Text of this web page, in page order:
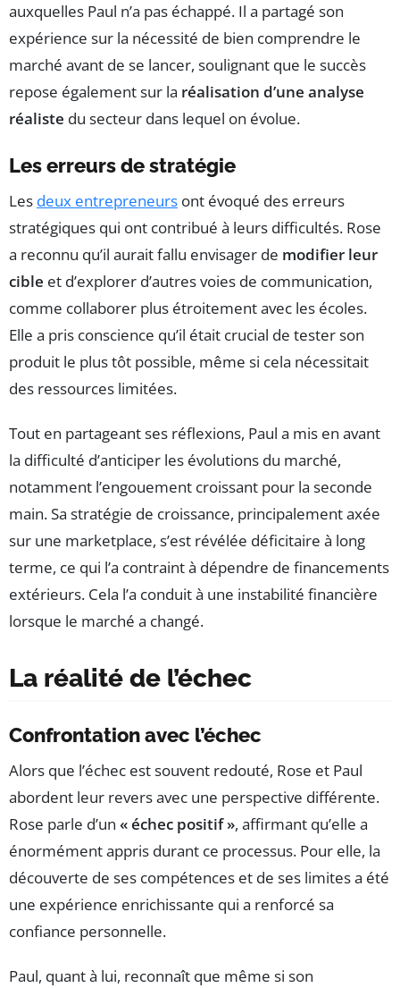
auxquelles Paul n’a pas échappé. Il a partagé son
expérience sur la nécessité de bien comprendre le
marché avant de se lancer, soulignant que le succès
repose également sur la réalisation d’une analyse
réaliste du secteur dans lequel on évolue.
Les erreurs de stratégie
Les deux entrepreneurs ont évoqué des erreurs
stratégiques qui ont contribué à leurs difficultés. Rose
a reconnu qu’il aurait fallu envisager de modifier leur
cible et d’explorer d’autres voies de communication,
comme collaborer plus étroitement avec les écoles.
Elle a pris conscience qu’il était crucial de tester son
produit le plus tôt possible, même si cela nécessitait
des ressources limitées.
Tout en partageant ses réflexions, Paul a mis en avant
la difficulté d’anticiper les évolutions du marché,
notamment l’engouement croissant pour la seconde
main. Sa stratégie de croissance, principalement axée
sur une marketplace, s’est révélée déficitaire à long
terme, ce qui l’a contraint à dépendre de financements
extérieurs. Cela l’a conduit à une instabilité financière
lorsque le marché a changé.
La réalité de l’échec
Confrontation avec l’échec
Alors que l’échec est souvent redouté, Rose et Paul
abordent leur revers avec une perspective différente.
Rose parle d’un « échec positif », affirmant qu’elle a
énormément appris durant ce processus. Pour elle, la
découverte de ses compétences et de ses limites a été
une expérience enrichissante qui a renforcé sa
confiance personnelle.
Paul, quant à lui, reconnaît que même si son